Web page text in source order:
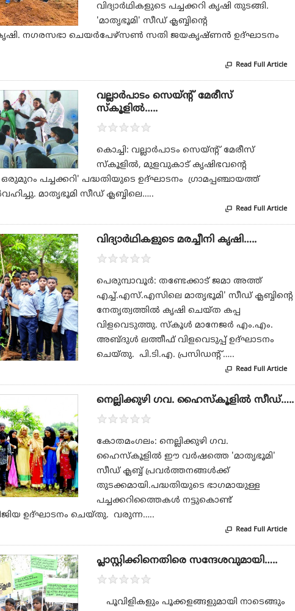
വിദ്യാര്‍ഥികളുടെ പച്ചക്കറി കൃഷി തുടങ്ങി.
'മാതൃഭൂമി' സീഡ് ക്ലബ്ബിന്റെ
നഗരസഭാ ചെയര്‍പേഴ്‌സണ്‍ സതി ജയകൃഷ്ണന്‍ ഉദ്ഘാടനം
 Read Full Article
വല്ലാര്‍പാടം സെയ്ന്റ് മേരീസ്
സ്‌കൂളില്‍…..
★★★★★
കൊച്ചി: വല്ലാര്‍പാടം സെയ്ന്റ് മേരീസ്
സ്‌കൂളില്‍, മുളവുകാട് കൃഷിഭവന്റെ
പച്ചക്കറി' പദ്ധതിയുടെ ഉദ്ഘാടനം ഗ്രാമപ്പഞ്ചായത്ത്
മാതൃഭൂമി സീഡ് ക്ലബ്ബിലെ…..
 Read Full Article
വിദ്യാര്‍ഥികളുടെ മരച്ചീനി കൃഷി…..
★★★★★
പെരുമ്പാവൂര്‍: തണ്ടേക്കാട് ജമാ അത്ത്
എച്ച്.എസ്.എസിലെ മാതൃഭൂമി' സീഡ് ക്ലബ്ബിന്റെ
നേതൃത്വത്തില്‍ കൃഷി ചെയ്ത കപ്പ
വിളവെടുത്തു. സ്‌കൂള്‍ മാനേജര്‍ എം.എം.
അബ്ദുള്‍ ലത്തീഫ് വിളവെടുപ്പ് ഉദ്ഘാടനം
ചെയ്തു. പി.ടി.എ. പ്രസിഡന്റ്…..
 Read Full Article
നെല്ലിക്കുഴി ഗവ. ഹൈസ്‌കൂളില്‍ സീഡ്…..
★★★★★
കോതമംഗലം: നെല്ലിക്കുഴി ഗവ.
ഹൈസ്‌കൂളില്‍ ഈ വര്‍ഷത്തെ 'മാതൃഭൂമി'
സീഡ് ക്ലബ്ബ് പ്രവര്‍ത്തനങ്ങള്‍ക്ക്
തുടക്കമായി.പദ്ധതിയുടെ ഭാഗമായുള്ള
പച്ചക്കറിത്തൈകള്‍ നട്ടുകൊണ്ട്
ഉദ്ഘാടനം ചെയ്തു. വരുന്ന…..
 Read Full Article
പ്ലാസ്റ്റിക്കിനെതിരെ സന്ദേശവുമായി…..
★★★★★
പൂവിളികളും പൂക്കളങ്ങളുമായി നാടെങ്ങും